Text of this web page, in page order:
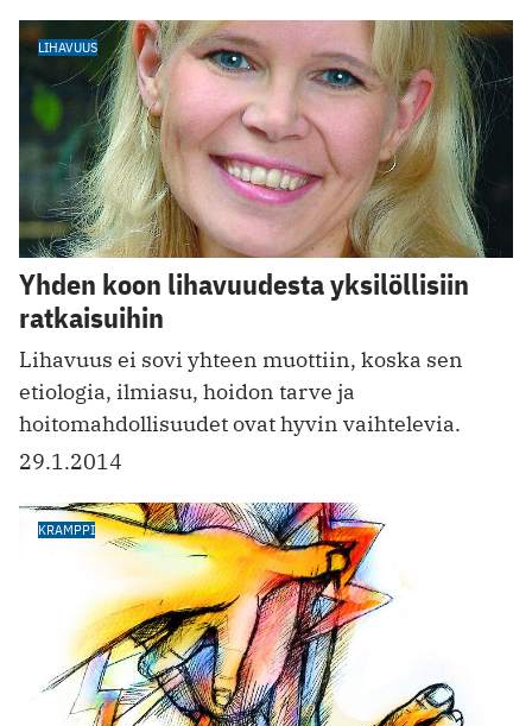
LIHAVUUS
Yhden koon lihavuudesta yksilöllisiin
ratkaisuihin
Lihavuus ei sovi yhteen muottiin, koska sen
etiologia, ilmiasu, hoidon tarve ja
hoitomahdollisuudet ovat hyvin vaihtelevia.
29.1.2014
KRAMPPI